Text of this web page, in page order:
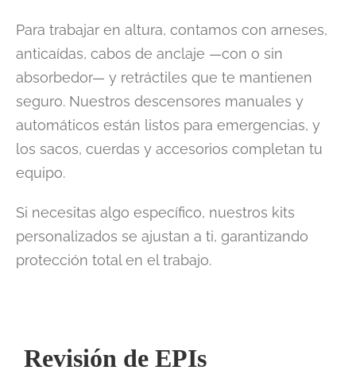
Para trabajar en altura, contamos con arneses,
anticaídas, cabos de anclaje —con o sin
absorbedor— y retráctiles que te mantienen
seguro. Nuestros descensores manuales y
automáticos están listos para emergencias, y
los sacos, cuerdas y accesorios completan tu
equipo.
Si necesitas algo específico, nuestros kits
personalizados se ajustan a ti, garantizando
protección total en el trabajo.
Revisión de EPIs